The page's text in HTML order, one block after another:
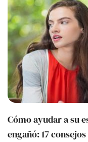
Cómo ayudar a su
engañó: 17 consejos